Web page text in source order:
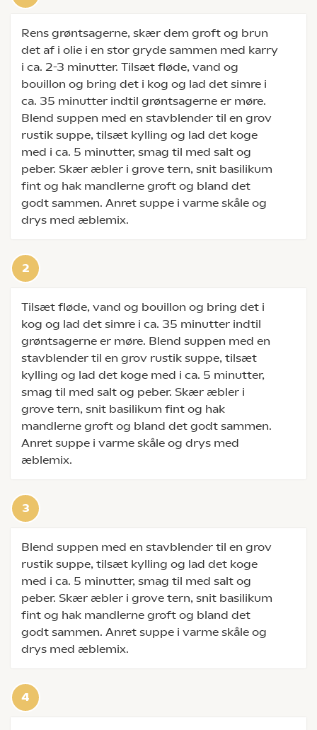
Rens grøntsagerne, skær dem groft og brun
det af i olie i en stor gryde sammen med karry
i ca. 2-3 minutter. Tilsæt fløde, vand og
bouillon og bring det i kog og lad det simre i
ca. 35 minutter indtil grøntsagerne er møre.
Blend suppen med en stavblender til en grov
rustik suppe, tilsæt kylling og lad det koge
med i ca. 5 minutter, smag til med salt og
peber. Skær æbler i grove tern, snit basilikum
fint og hak mandlerne groft og bland det
godt sammen. Anret suppe i varme skåle og
drys med æblemix.
Tilsæt fløde, vand og bouillon og bring det i
kog og lad det simre i ca. 35 minutter indtil
grøntsagerne er møre. Blend suppen med en
stavblender til en grov rustik suppe, tilsæt
kylling og lad det koge med i ca. 5 minutter,
smag til med salt og peber. Skær æbler i
grove tern, snit basilikum fint og hak
mandlerne groft og bland det godt sammen.
Anret suppe i varme skåle og drys med
æblemix.
Blend suppen med en stavblender til en grov
rustik suppe, tilsæt kylling og lad det koge
med i ca. 5 minutter, smag til med salt og
peber. Skær æbler i grove tern, snit basilikum
fint og hak mandlerne groft og bland det
godt sammen. Anret suppe i varme skåle og
drys med æblemix.